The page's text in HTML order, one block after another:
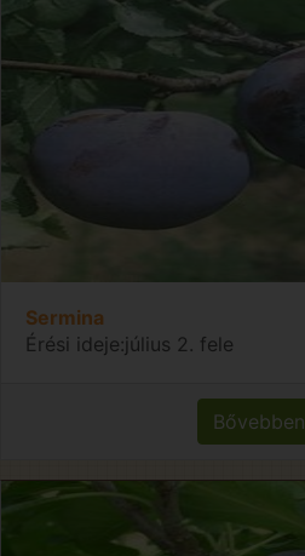
Sermina
Érési ideje:július 2. fele
Bővebben